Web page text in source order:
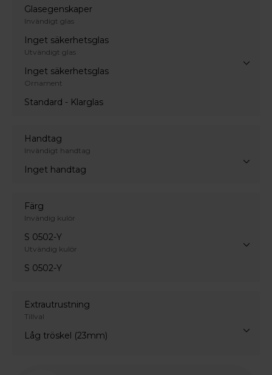
Glasegenskaper
Invändigt glas
Inget säkerhetsglas
Utvändigt glas
Inget säkerhetsglas
Ornament
Standard - Klarglas
Handtag
Invändigt handtag
Inget handtag
Färg
Invändig kulör
S 0502-Y
Utvändig kulör
S 0502-Y
Extrautrustning
Tillval
Låg tröskel (23mm)